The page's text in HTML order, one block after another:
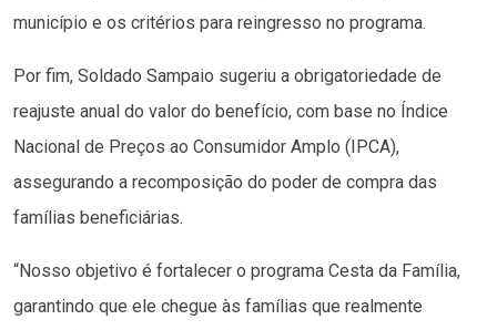
município e os critérios para reingresso no programa.
Por fim, Soldado Sampaio sugeriu a obrigatoriedade de
reajuste anual do valor do benefício, com base no Índice
Nacional de Preços ao Consumidor Amplo (IPCA),
assegurando a recomposição do poder de compra das
famílias beneficiárias.
“Nosso objetivo é fortalecer o programa Cesta da Família,
garantindo que ele chegue às famílias que realmente